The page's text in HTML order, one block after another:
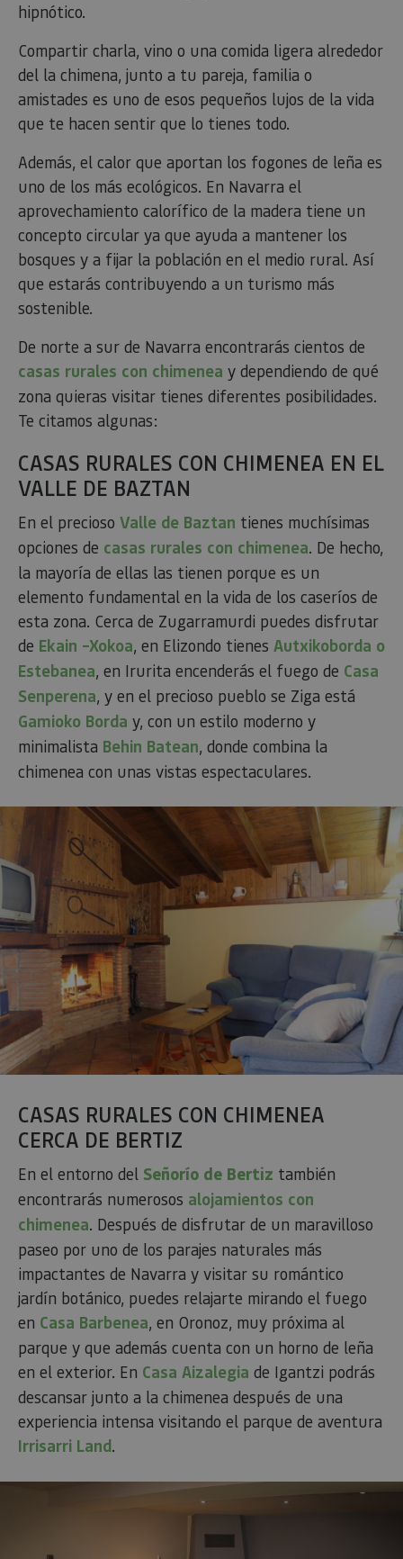
hipnótico.
Compartir charla, vino o una comida ligera alrededor
del la chimena, junto a tu pareja, familia o
amistades es uno de esos pequeños lujos de la vida
que te hacen sentir que lo tienes todo.
Además, el calor que aportan los fogones de leña es
uno de los más ecológicos. En Navarra el
aprovechamiento calorífico de la madera tiene un
concepto circular ya que ayuda a mantener los
bosques y a fijar la población en el medio rural. Así
que estarás contribuyendo a un turismo más
sostenible.
De norte a sur de Navarra encontrarás cientos de
casas rurales con chimenea y dependiendo de qué
zona quieras visitar tienes diferentes posibilidades.
Te citamos algunas:
CASAS RURALES CON CHIMENEA EN EL
VALLE DE BAZTAN
En el precioso Valle de Baztan tienes muchísimas
opciones de casas rurales con chimenea. De hecho,
la mayoría de ellas las tienen porque es un
elemento fundamental en la vida de los caseríos de
esta zona. Cerca de Zugarramurdi puedes disfrutar
de Ekain –Xokoa, en Elizondo tienes Autxikoborda o
Estebanea, en Irurita encenderás el fuego de Casa
Senperena, y en el precioso pueblo se Ziga está
Gamioko Borda y, con un estilo moderno y
minimalista Behin Batean, donde combina la
chimenea con unas vistas espectaculares.
CASAS RURALES CON CHIMENEA
CERCA DE BERTIZ
En el entorno del Señorío de Bertiz también
encontrarás numerosos alojamientos con
chimenea. Después de disfrutar de un maravilloso
paseo por uno de los parajes naturales más
impactantes de Navarra y visitar su romántico
jardín botánico, puedes relajarte mirando el fuego
en Casa Barbenea, en Oronoz, muy próxima al
parque y que además cuenta con un horno de leña
en el exterior. En Casa Aizalegia de Igantzi podrás
descansar junto a la chimenea después de una
experiencia intensa visitando el parque de aventura
Irrisarri Land.